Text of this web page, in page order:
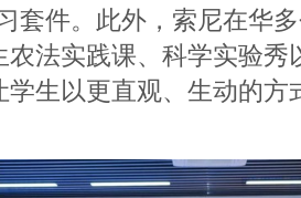
套件。此外，索尼在华
农法实践课、科学实验秀
学生以更直观、生动的方